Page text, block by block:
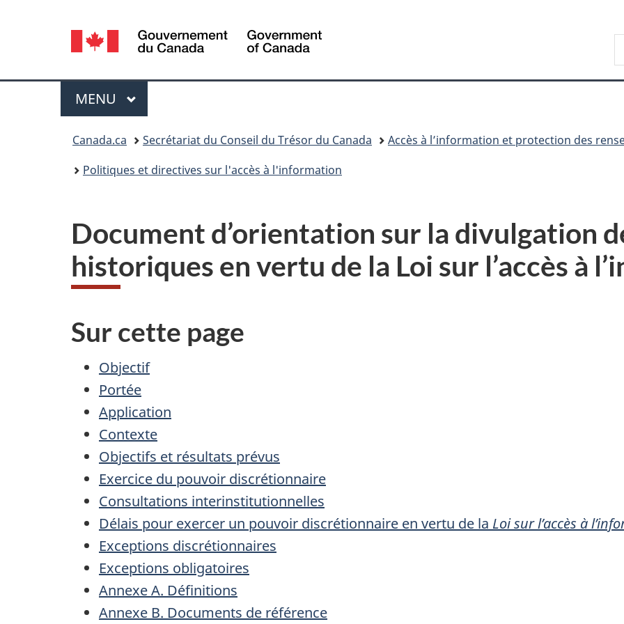
sujet
HTML
Sélection
de
la
langue
Canada
Menu
MENU PRINCIPAL
Canada.ca Secrétariat du Conseil du Trésor du Canada
Accès à l’information et protection des
Politiques et directives sur l'accès à l'information
Document d’orientation sur la divulgation
historiques en vertu de la Loi sur l’accès à
Sur cette page
Objectif
Portée
Application
Contexte
Objectifs et résultats prévus
Exercice du pouvoir discrétionnaire
Consultations interinstitutionnelles
Délais pour exercer un pouvoir discrétionnaire en vertu de la Loi sur l’accès à
Exceptions discrétionnaires
Exceptions obligatoires
Annexe A. Définitions
Annexe B. Documents de référence